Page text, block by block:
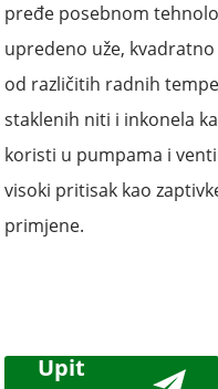
pređe posebnom
upredeno uže,
od različitih radnih
staklenih niti i inkonela
koristi u pumpama i
visoki pritisak kao
primjene.
Upit